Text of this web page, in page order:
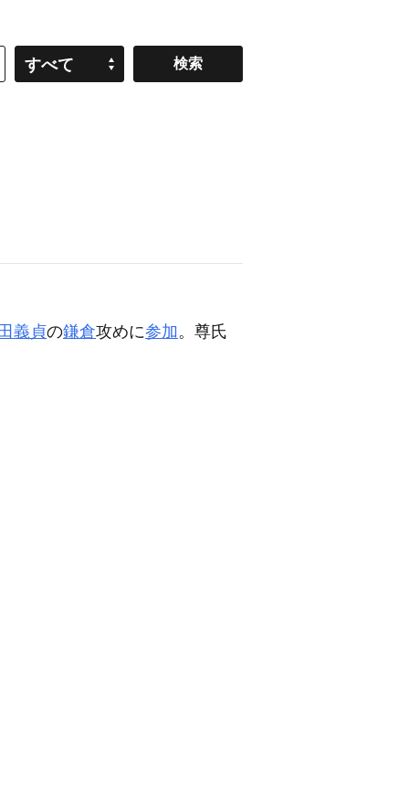
すべて
義貞の鎌倉攻めに参加。尊氏